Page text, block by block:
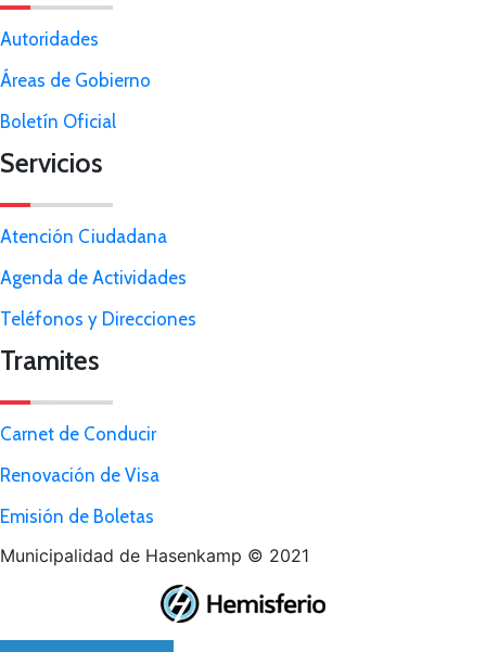
Autoridades
Áreas de Gobierno
Boletín Oficial
Servicios
Atención Ciudadana
Agenda de Actividades
Teléfonos y Direcciones
Tramites
Carnet de Conducir
Renovación de Visa
Emisión de Boletas
Municipalidad de Hasenkamp © 2021